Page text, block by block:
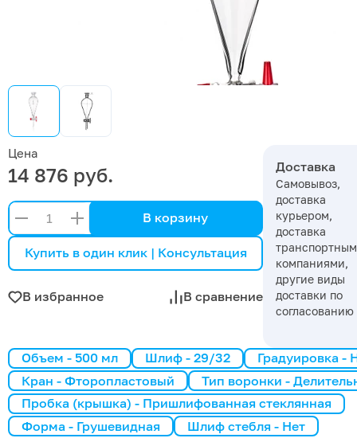
Цена
14 876 руб.
В корзину
Купить в один клик | Консультация
В избранное В сравнение
Доставка
Самовывоз,
доставка
курьером,
доставка
компаниями,
другие виды
доставки по
согласованию
Объем - 500 мл Шлиф - 29/32
Градуировка -
Кран - Фторопластовый
Тип воронки -
Пробка (крышка) - Пришлифованная стеклянная
Форма - Грушевидная
Шлиф стебля - Нет